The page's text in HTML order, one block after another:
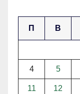
П В
4 5
11 12